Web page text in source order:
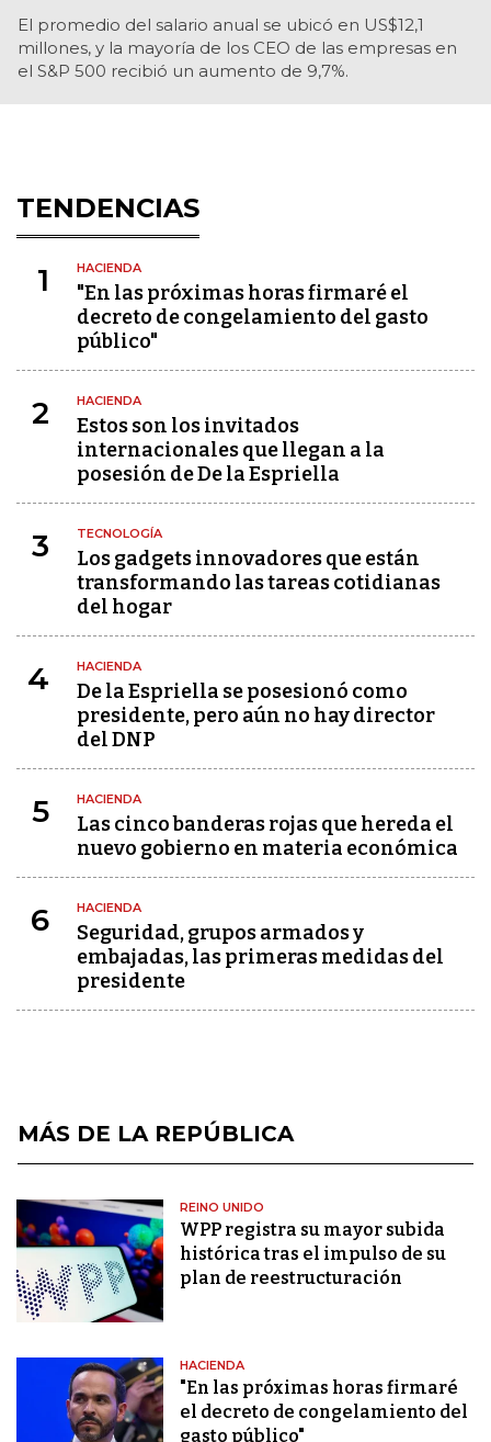
El promedio del salario anual se ubicó en US$12,1
millones, y la mayoría de los CEO de las empresas en
el S&P 500 recibió un aumento de 9,7%.
TENDENCIAS
1 HACIENDA
"En las próximas horas firmaré el
decreto de congelamiento del gasto
público"
2 HACIENDA
Estos son los invitados
internacionales que llegan a la
posesión de De la Espriella
3 TECNOLOGÍA
Los gadgets innovadores que están
transformando las tareas cotidianas
del hogar
4 HACIENDA
De la Espriella se posesionó como
presidente, pero aún no hay director
del DNP
5 HACIENDA
Las cinco banderas rojas que hereda el
nuevo gobierno en materia económica
6 HACIENDA
Seguridad, grupos armados y
embajadas, las primeras medidas del
presidente
MÁS DE LA REPÚBLICA
REINO UNIDO
WPP registra su mayor subida
histórica tras el impulso de su
plan de reestructuración
HACIENDA
"En las próximas horas firmaré
el decreto de congelamiento del
gasto público"